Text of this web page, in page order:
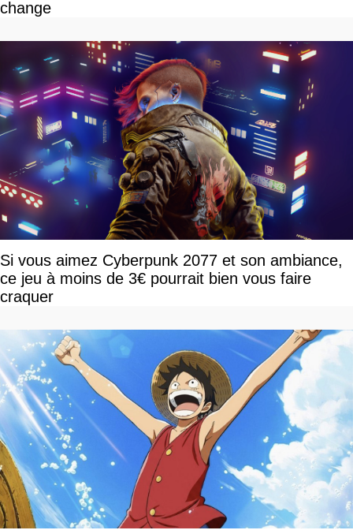
change
Si vous aimez Cyberpunk 2077 et son ambiance,
ce jeu à moins de 3€ pourrait bien vous faire
craquer